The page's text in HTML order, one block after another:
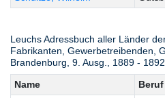
Leuchs Adressbuch aller Länder
Fabrikanten, Gewerbetreibenden,
Brandenburg, 9. Ausg., 1889 -
Name
Beruf